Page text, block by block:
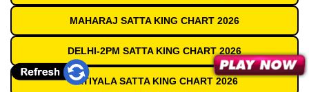
MAHARAJ SATTA KING CHART 2026
DELHI-2PM SATTA KING CHART 2026
PATIYALA SATTA KING CHART 2026